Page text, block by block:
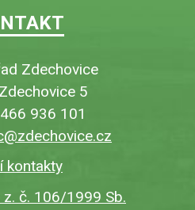
Zdechovice
5
936 101
kontakty
č. 106/1999 Sb.